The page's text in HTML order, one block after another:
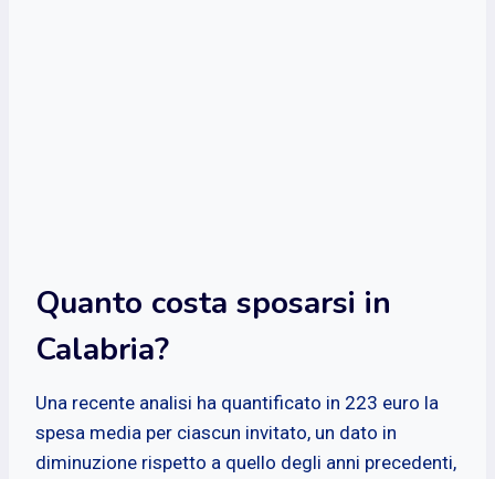
Quanto costa sposarsi in
Calabria?
Una recente analisi ha quantificato in 223 euro la
spesa media per ciascun invitato, un dato in
diminuzione rispetto a quello degli anni precedenti,